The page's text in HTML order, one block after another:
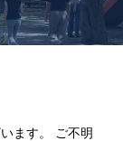
ます。 ご不明